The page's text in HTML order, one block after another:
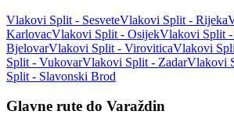
Vlakovi Split - SesveteVlakovi Split - Rijeka
KarlovacVlakovi Split - OsijekVlakovi Split -
BjelovarVlakovi Split - ViroviticaVlakovi
Split - VukovarVlakovi Split - ZadarVlakovi
Split - Slavonski Brod
Glavne rute do Varaždin